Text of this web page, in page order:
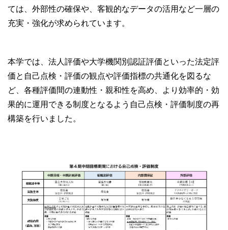
ては、外部性の確保や、客観的なデータの活用など一層の
充実・強化が求められています。
本学では、法人評価や大学機関別認証評価といった法定評
価と自己点検・評価の観点や評価指標の共通化を図るな
ど、各種評価間の連動性・親和性を高め、より効率的・効
果的に運用できる制度となるよう自己点検・評価制度の再
構築を行いました。